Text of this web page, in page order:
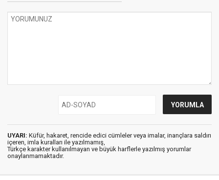
UYARI: Küfür, hakaret, rencide edici cümleler veya imalar, inançlara saldırı
içeren, imla kuralları ile yazılmamış,
Türkçe karakter kullanılmayan ve büyük harflerle yazılmış yorumlar
onaylanmamaktadır.